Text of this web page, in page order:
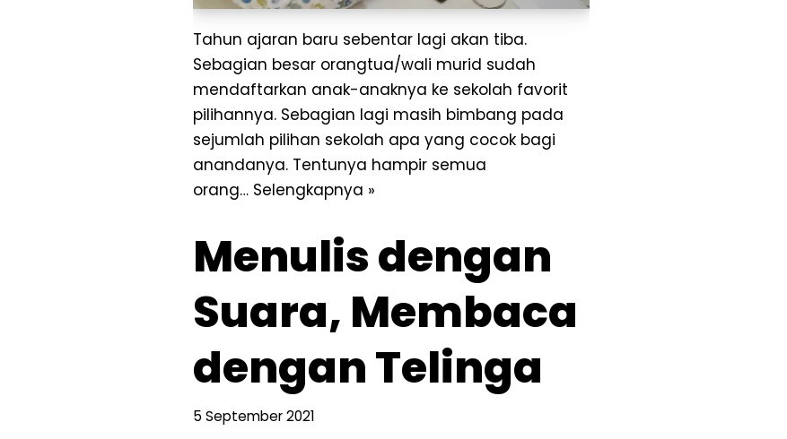
Tahun ajaran baru sebentar lagi akan tiba.
Sebagian besar orangtua/wali murid sudah
mendaftarkan anak-anaknya ke sekolah favorit
pilihannya. Sebagian lagi masih bimbang pada
sejumlah pilihan sekolah apa yang cocok bagi
anandanya. Tentunya hampir semua
orang… Selengkapnya »
Menulis dengan
Suara, Membaca
dengan Telinga
5 September 2021